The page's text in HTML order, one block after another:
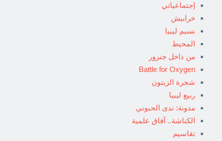
إجتماعياتي
خرابيش
نسيم ليبيا
المحيط
من داخل جنزور
Battle for Oxygen
شجرة الزيتون
ربيع ليبيا
مدونة: ندى الحبوني
الكناشة.. آفاق علمية
تقاسيم